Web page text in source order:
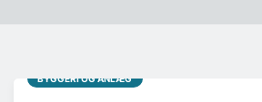
BYGGERI OG ANLÆG